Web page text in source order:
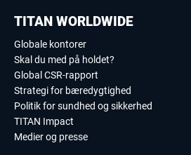
TITAN WORLDWIDE
Globale kontorer
Skal du med på holdet?
Global CSR-rapport
Strategi for bæredygtighed
Politik for sundhed og sikkerhed
TITAN Impact
Medier og presse